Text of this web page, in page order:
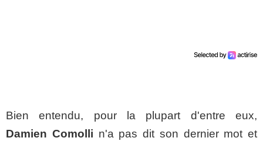
Bien entendu, pour la plupart d'entre eux,
Damien Comolli n'a pas dit son dernier mot et